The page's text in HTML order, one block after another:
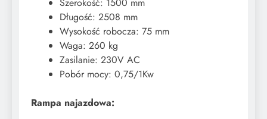
Długość: 2508 mm
Wysokość robocza: 75 mm
Waga: 260 kg
Zasilanie: 230V AC
Pobór mocy: 0,75/1Kw
Rampa najazdowa: